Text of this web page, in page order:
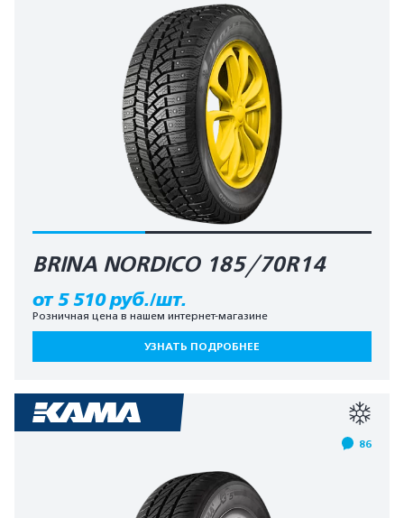
BRINA NORDICO 185/70R14
от 5 510 руб./шт.
Розничная цена в нашем интернет-магазине
УЗНАТЬ ПОДРОБНЕЕ
86